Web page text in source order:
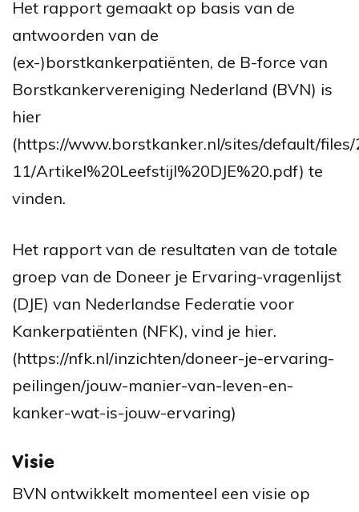
Het rapport gemaakt op basis van de
antwoorden van de
(ex-)borstkankerpatiënten, de B-force van
Borstkankervereniging Nederland (BVN) is
hier
(https://www.borstkanker.nl/sites/default/
11/Artikel%20Leefstijl%20DJE%20.pdf) te
vinden.
Het rapport van de resultaten van de totale
groep van de Doneer je Ervaring-vragenlijst
(DJE) van Nederlandse Federatie voor
Kankerpatiënten (NFK), vind je hier.
(https://nfk.nl/inzichten/doneer-je-ervaring-
peilingen/jouw-manier-van-leven-en-
kanker-wat-is-jouw-ervaring)
Visie
BVN ontwikkelt momenteel een visie op